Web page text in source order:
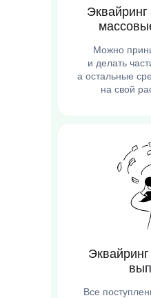
Можно
и делать
а остальные
на свой
Все